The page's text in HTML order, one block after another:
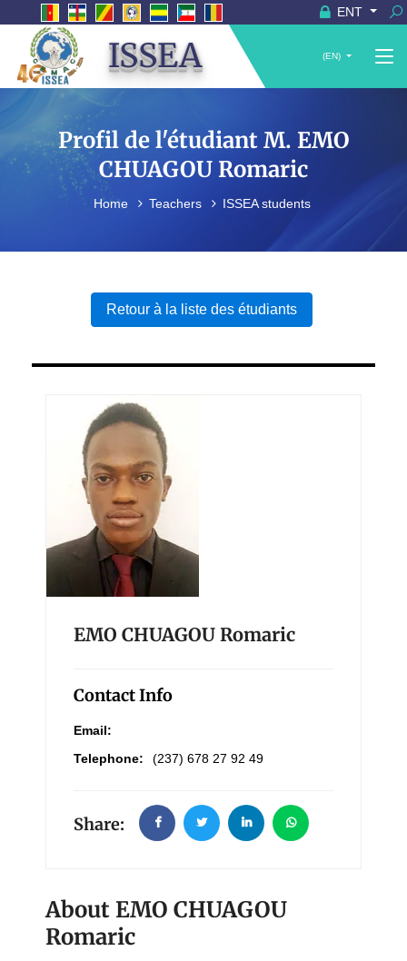
ENT
ISSEA (EN)
Profil de l'étudiant M. EMO
CHUAGOU Romaric
Home Teachers ISSEA students
Retour à la liste des étudiants
EMO CHUAGOU Romaric
Contact Info
Email:
Telephone:
(237) 678 27 92 49
Share:
About EMO CHUAGOU
Romaric